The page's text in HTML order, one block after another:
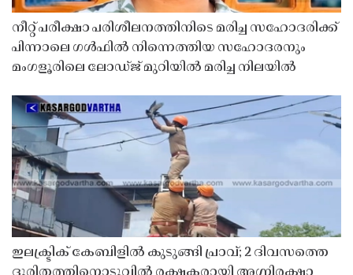
നീറ്റ് പരീക്ഷാ പരിശീലനത്തിനിടെ മരിച്ച സഹോദരിക്ക്
പിന്നാലെ ഗൾഫിൽ നിന്നെത്തിയ സഹോദരനും
മംഗളൂരിലെ ലോഡ്ജ് മുറിയിൽ മരിച്ച നിലയിൽ
ഇലക്ട്രിക് കേബിളിൽ കുടുങ്ങി പ്രാവ്; 2 ദിവസത്തെ